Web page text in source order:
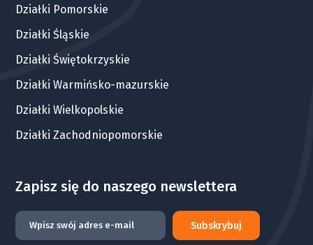
Działki Pomorskie
Działki Śląskie
Działki Świętokrzyskie
Działki Warmińsko-mazurskie
Działki Wielkopolskie
Działki Zachodniopomorskie
Zapisz się do naszego newslettera
Subskrybuj